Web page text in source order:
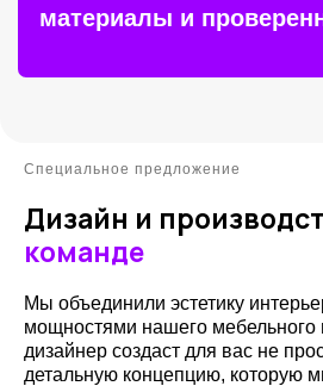
Специальное предложение
Дизайн и
команде
Мы объединили эстетику
мощностями нашего мебельного
дизайнер создаст для вас не
детальную концепцию, которую
Принимаем заявки по телефону, в
Или заполните форму, и мы свяжемся с
Электронная почта:
info@planetakupe.ru
Оставить заявку